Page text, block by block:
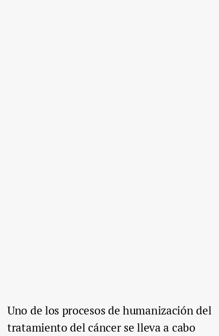
Uno de los procesos de humanización del
tratamiento del cáncer se lleva a cabo